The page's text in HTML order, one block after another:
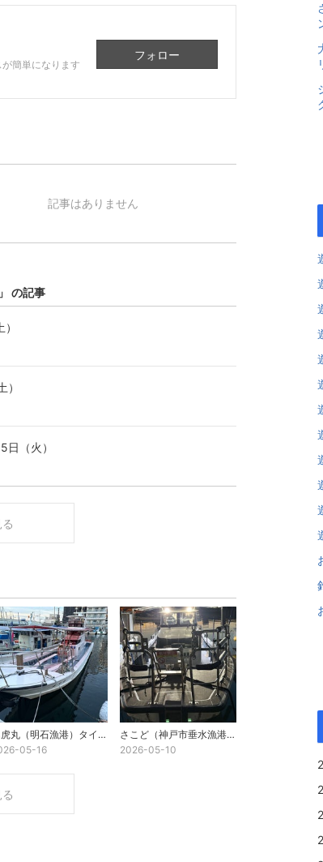
簡単になります
フォロー
記事はありません
」 の記事
（火）
島虎丸（明石漁港）タイラバ 2026年5月9日（土）
05-16
さこど（神戸市垂水漁港）タイラバ 2026年5月5日（火）
2026-05-10